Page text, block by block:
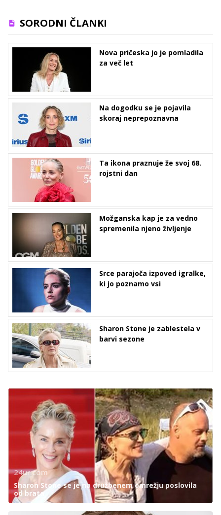
SORODNI ČLANKI
Nova pričeska jo je pomladila
za več let
Na dogodku se je pojavila
skoraj neprepoznavna
Ta ikona praznuje že svoj 68.
rojstni dan
Možganska kap je za vedno
spremenila njeno življenje
Srce parajoča izpoved igralke,
ki jo poznamo vsi
Sharon Stone je zablestela v
barvi sezone
24ur.com
Sharon Stone se je na družbenem omrežju poslovila
od brata